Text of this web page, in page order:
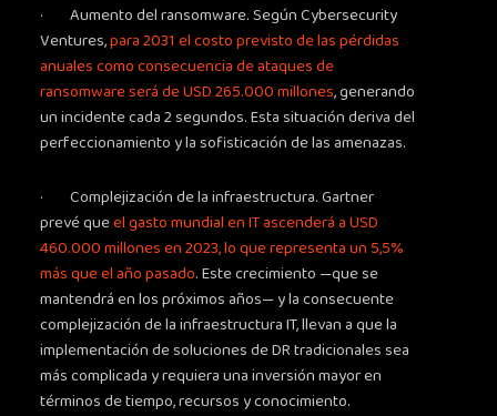
· Aumento del ransomware. Según Cybersecurity
Ventures,para 2031 el costo previsto de las pérdidas
anuales como consecuencia de ataques de
ransomware será de USD 265.000 millones, generando
un incidente cada 2 segundos. Esta situación deriva del
perfeccionamiento y la sofisticación de las amenazas.
· Complejización de la infraestructura. Gartner
prevé queel gasto mundial en IT ascenderá a USD
460.000 millones en 2023, lo que representa un 5,5%
más que el año pasado. Este crecimiento —que se
mantendrá en los próximos años— y la consecuente
complejización de la infraestructura IT, llevan a que la
implementación de soluciones de DR tradicionales sea
más complicada y requiera una inversión mayor en
términos de tiempo, recursos y conocimiento.